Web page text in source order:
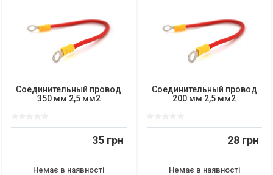
Соединительный провод
350 мм 2,5 мм2
35 грн
Немає в наявності
Соединительный провод
200 мм 2,5 мм2
28 грн
Немає в наявності